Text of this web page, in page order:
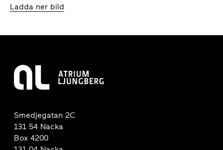
Ladda ner bild
Smedjegatan 2C
131 54 Nacka
Box 4200